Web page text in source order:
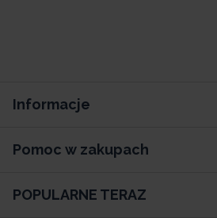
Informacje
Pomoc w zakupach
POPULARNE TERAZ